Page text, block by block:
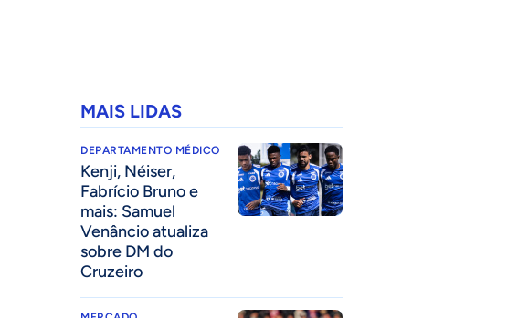
MAIS LIDAS
DEPARTAMENTO MÉDICO
Kenji, Néiser,
Fabrício Bruno e
mais: Samuel
Venâncio atualiza
sobre DM do
Cruzeiro